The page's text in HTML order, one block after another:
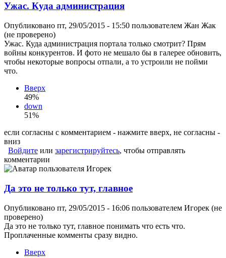
Ужас. Куда администрация
Опубликовано пт, 29/05/2015 - 15:50 пользователем Жан Жак
(не проверено)
Ужас. Куда администрация портала только смотрит? Прям
войны конкурентов. И фото не мешало бы в галерее обновить,
чтобы некоторые вопросы отпали, а то устроили не пойми
что.
Вверх
49%
down
51%
если согласны с комментарием - нажмите вверх, не согласны -
вниз
Войдите или зарегистрируйтесь, чтобы отправлять
комментарии
Да это не только тут, главное
Опубликовано пт, 29/05/2015 - 16:06 пользователем Игорек (не
проверено)
Да это не только тут, главное понимать что есть что.
Проплаченные комменты сразу видно.
Вверх